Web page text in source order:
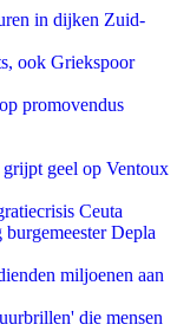
in dijken Zuid-
ook Griekspoor
promovendus
geel op Ventoux
Ceuta
Depla
miljoenen aan
die mensen